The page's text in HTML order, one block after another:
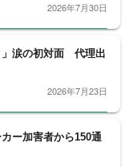
2026年7月30日
」涙の初対面 代理出
2026年7月23日
ー加害者から150通